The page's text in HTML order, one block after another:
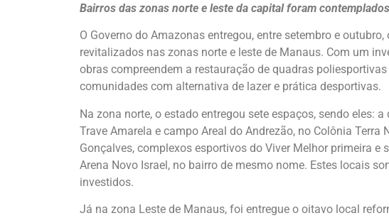
Bairros das zonas norte e leste da capital foram
O Governo do Amazonas entregou, entre setembro e
revitalizados nas zonas norte e leste de Manaus. Com um
obras compreendem a restauração de quadras
comunidades com alternativa de lazer e prática desportivas.
Na zona norte, o estado entregou sete espaços, sendo eles:
Trave Amarela e campo Areal do Andrezão, no Colônia
Gonçalves, complexos esportivos do Viver Melhor primeira e
Arena Novo Israel, no bairro de mesmo nome. Estes locais
investidos.
Já na zona Leste de Manaus, foi entregue o oitavo local